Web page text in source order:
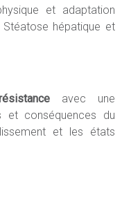
et adaptation
Stéatose hépatique et
avec une
et conséquences du
et les états